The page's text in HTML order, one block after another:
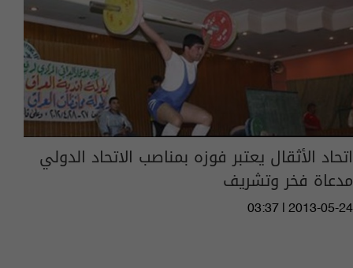
اتحاد الأثقال يعتبر فوزه بمناصب الاتحاد الدولي
مدعاة فخر وتشريف
03:37 | 2013-05-24